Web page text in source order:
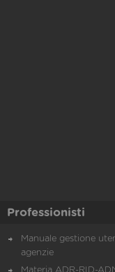
Professionisti
Manuale gestione
agenzie